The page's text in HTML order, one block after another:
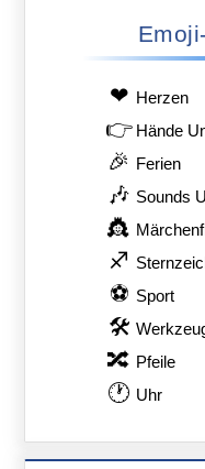
❤ Herzen
👉 Hände
🎉 Ferien
🎶 Sounds
👸
♐
⚽ Sport
🛠
🔀 Pfeile
🕐 Uhr